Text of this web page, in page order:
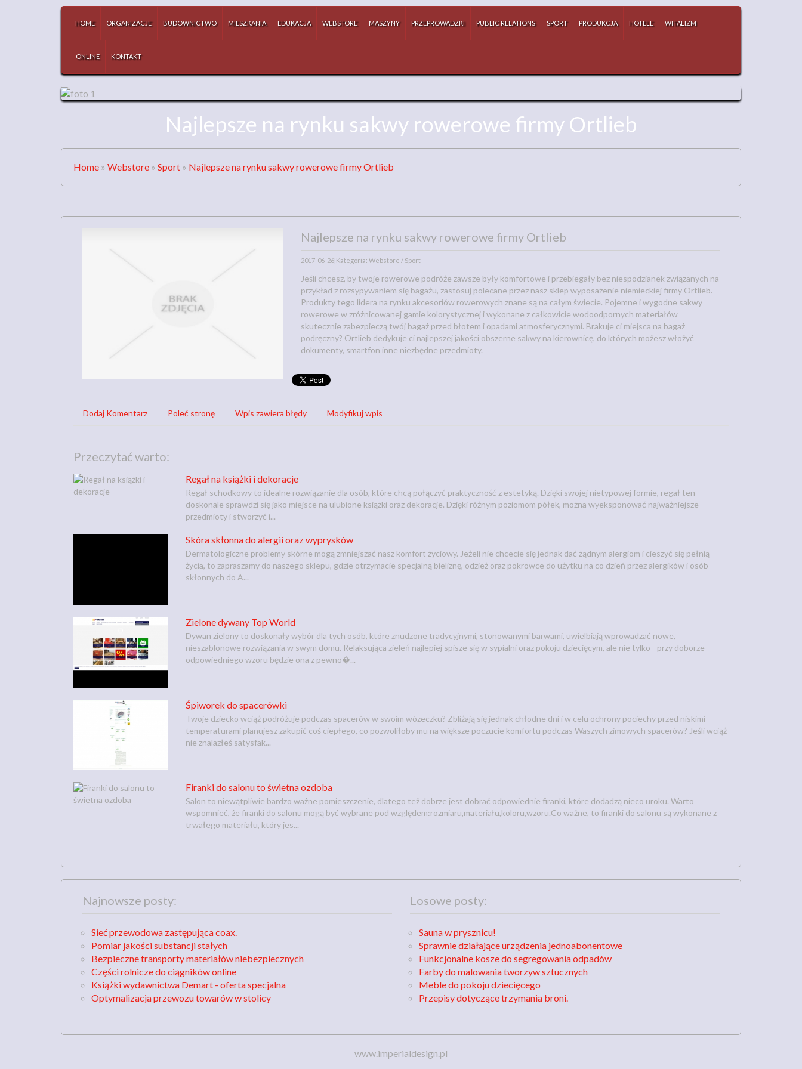
HOME ORGANIZACJE BUDOWNICTWO MIESZKANIA EDUKACJA WEBSTORE MASZYNY PRZEPROWADZKI PUBLIC RELATIONS SPORT PRODUKCJA HOTELE WITALIZM
ONLINE KONTAKT
Najlepsze na rynku sakwy rowerowe firmy Ortlieb
Home » Webstore » Sport » Najlepsze na rynku sakwy rowerowe firmy Ortlieb
Najlepsze na rynku sakwy rowerowe firmy Ortlieb
2017-06-26|Kategoria: Webstore / Sport
Jeśli chcesz, by twoje rowerowe podróże zawsze były komfortowe i przebiegały bez niespodzianek związanych na
przykład z rozsypywaniem się bagażu, zastosuj polecane przez nasz sklep wyposażenie niemieckiej firmy Ortlieb.
Produkty tego lidera na rynku akcesoriów rowerowych znane są na całym świecie. Pojemne i wygodne sakwy
rowerowe w zróżnicowanej gamie kolorystycznej i wykonane z całkowicie wodoodpornych materiałów
skutecznie zabezpieczą twój bagaż przed błotem i opadami atmosferycznymi. Brakuje ci miejsca na bagaż
podręczny? Ortlieb dedykuje ci najlepszej jakości obszerne sakwy na kierownicę, do których możesz włożyć
dokumenty, smartfon inne niezbędne przedmioty.
Dodaj Komentarz Poleć stronę Wpis zawiera błędy Modyfikuj wpis
Przeczytać warto:
Regał na książki i dekoracje
Regał schodkowy to idealne rozwiązanie dla osób, które chcą połączyć praktyczność z estetyką. Dzięki swojej nietypowej formie, regał ten
doskonale sprawdzi się jako miejsce na ulubione książki oraz dekoracje. Dzięki różnym poziomom półek, można wyeksponować najważniejsze
przedmioty i stworzyć i...
Skóra skłonna do alergii oraz wyprysków
Dermatologiczne problemy skórne mogą zmniejszać nasz komfort życiowy. Jeżeli nie chcecie się jednak dać żądnym alergiom i cieszyć się pełnią
życia, to zapraszamy do naszego sklepu, gdzie otrzymacie specjalną bieliznę, odzież oraz pokrowce do użytku na co dzień przez alergików i osób
skłonnych do A...
Zielone dywany Top World
Dywan zielony to doskonały wybór dla tych osób, które znudzone tradycyjnymi, stonowanymi barwami, uwielbiają wprowadzać nowe,
nieszablonowe rozwiązania w swym domu. Relaksująca zieleń najlepiej spisze się w sypialni oraz pokoju dziecięcym, ale nie tylko - przy doborze
odpowiedniego wzoru będzie ona z pewno�...
Śpiworek do spacerówki
Twoje dziecko wciąż podróżuje podczas spacerów w swoim wózeczku? Zbliżają się jednak chłodne dni i w celu ochrony pociechy przed niskimi
temperaturami planujesz zakupić coś ciepłego, co pozwoliłoby mu na większe poczucie komfortu podczas Waszych zimowych spacerów? Jeśli wciąż
nie znalazłeś satysfak...
Firanki do salonu to świetna ozdoba
Salon to niewątpliwie bardzo ważne pomieszczenie, dlatego też dobrze jest dobrać odpowiednie firanki, które dodadzą nieco uroku. Warto
wspomnieć, że firanki do salonu mogą być wybrane pod względem:rozmiaru,materiału,koloru,wzoru.Co ważne, to firanki do salonu są wykonane z
trwałego materiału, który jes...
Najnowsze posty:
Sieć przewodowa zastępująca coax.
Pomiar jakości substancji stałych
Bezpieczne transporty materiałów niebezpiecznych
Części rolnicze do ciągników online
Książki wydawnictwa Demart - oferta specjalna
Optymalizacja przewozu towarów w stolicy
Losowe posty:
Sauna w prysznicu!
Sprawnie działające urządzenia jednoabonentowe
Funkcjonalne kosze do segregowania odpadów
Farby do malowania tworzyw sztucznych
Meble do pokoju dziecięcego
Przepisy dotyczące trzymania broni.
www.imperialdesign.pl